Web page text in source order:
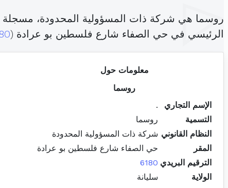
روسما هي شركة ذات المسؤولية المحدودة، مسجلة
الرئيسي في حي الصفاء شارع فلسطين بو عرادة (
معلومات حول
روسما
الإسم التجاري
.
التسمية
روسما
النظام القانوني شركة ذات المسؤولية المحدودة
المقر
حي الصفاء شارع فلسطين بو عرادة
الترقيم البريدي 6180
الولاية
سليانة